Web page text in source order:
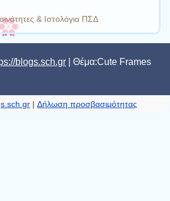
& Ιστολόγια ΠΣΔ
blogs.sch.gr | Θέμα:Cute Frames
|Δήλωση προσβασιμότητας